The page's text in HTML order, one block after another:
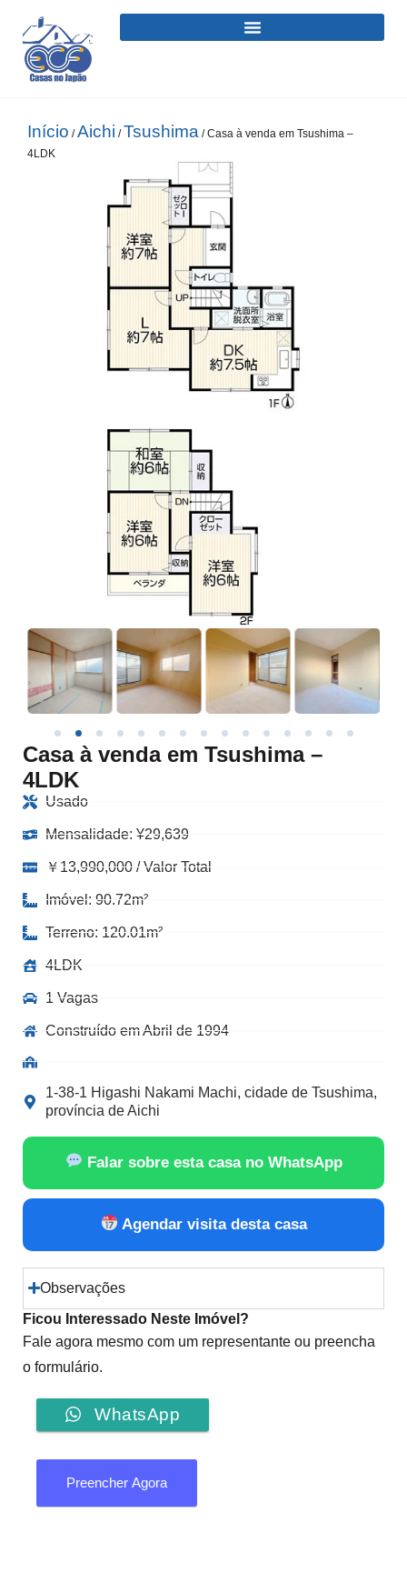
Início /Aichi /Tsushima / Casa à venda em Tsushima –
4LDK
Casa à venda em Tsushima –
4LDK
Usado
Mensalidade: ¥29,639
￥13,990,000 / Valor Total
Imóvel: 90.72m²
Terreno: 120.01m²
4LDK
1 Vagas
Construído em Abril de 1994
1-38-1 Higashi Nakami Machi, cidade de Tsushima,
província de Aichi
Falar sobre esta casa no WhatsApp
Agendar visita desta casa
Observações
Ficou Interessado Neste Imóvel?
Fale agora mesmo com um representante ou preencha
o formulário.
WhatsApp
Preencher Agora